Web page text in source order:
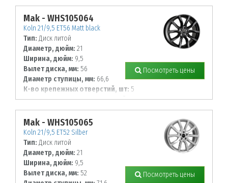
130
Mak - WHS105064
Koln 21/9,5 ET56 Matt black
Тип: Диск литой
Диаметр, дюйм: 21
Ширина, дюйм: 9,5
Вылет диска, мм: 56
Диаметр ступицы, мм: 66,6
К-во крепежных отверстий, шт: 5
Диаметр располож. отверстий, мм:
112
Посмотреть цены
Mak - WHS105065
Koln 21/9,5 ET52 Silber
Тип: Диск литой
Диаметр, дюйм: 21
Ширина, дюйм: 9,5
Вылет диска, мм: 52
Посмотреть цены